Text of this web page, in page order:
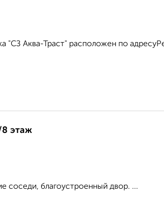
"СЗ Аква-Траст" расположен по
8 этаж
соседи, благоустроенный двор. ...